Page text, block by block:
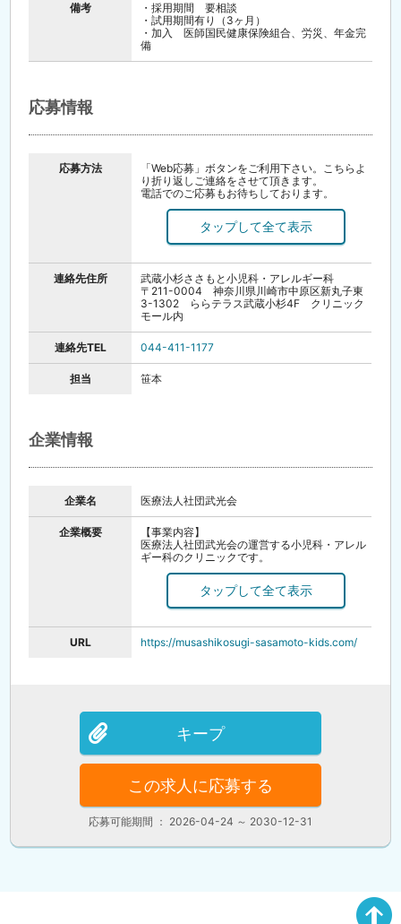
備考
・採用期間 要相談
・試用期間有り（3ヶ月）
・加入 医師国民健康保険組合、労災、年金完
備
応募情報
応募方法
「Web応募」ボタンをご利用下さい。こちらよ
り折り返しご連絡をさせて頂きます。
電話でのご応募もお待ちしております。
※一定期間経過しても応募先から連絡がない場
合は、直接応募先へご連絡してください。
連絡先住所
武蔵小杉ささもと小児科・アレルギー科
〒211-0004 神奈川県川崎市中原区新丸子東
3-1302 ららテラス武蔵小杉4F クリニック
モール内
連絡先TEL 044-411-1177
担当 笹本
企業情報
企業名 医療法人社団武光会
企業概要
【事業内容】
医療法人社団武光会の運営する小児科・アレル
ギー科のクリニックです。
お子様の病気だけでなく、成人のアレルギー疾
患も診察しております。
URL https://musashikosugi-sasamoto-kids.com/
キープ
この求人に応募する
応募可能期間 ： 2026-04-24 ～ 2030-12-31